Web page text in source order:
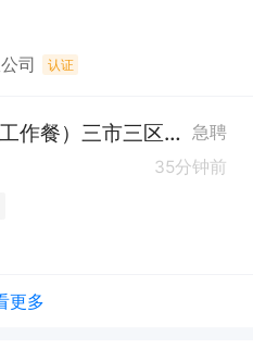
司 认证
车险经理（五险一金、工作餐）三市三区就近安排 急聘
35分钟前
更多